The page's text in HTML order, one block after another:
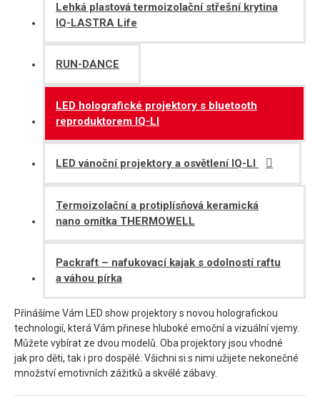
Lehká plastová termoizolační střešní krytina
IQ-LASTRA Life
RUN-DANCE
LED holografické projektory s bluetooth
reproduktorem IQ-LI
LED vánoční projektory a osvětlení IQ-LI
Termoizolační a protiplísňová keramická
nano omítka THERMOWELL
Packraft – nafukovací kajak s odolností raftu
a váhou pírka
Přinášíme Vám LED show projektory s novou holografickou
technologií, která Vám přinese hluboké emoční a vizuální vjemy.
Můžete vybírat ze dvou modelů. Oba projektory jsou vhodné
jak pro děti, tak i pro dospělé. Všichni si s nimi užijete nekonečné
množství emotivních zážitků a skvělé zábavy.